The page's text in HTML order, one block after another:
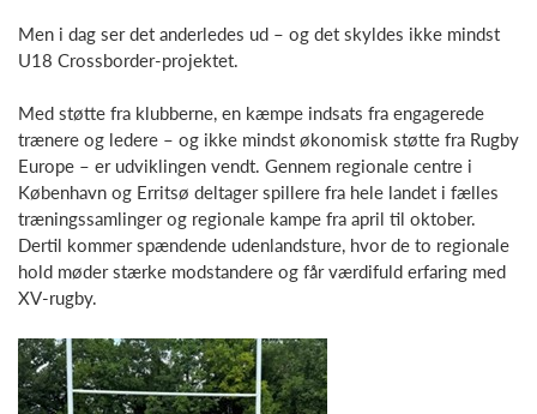
Men i dag ser det anderledes ud – og det skyldes ikke mindst
U18 Crossborder-projektet.
Med støtte fra klubberne, en kæmpe indsats fra engagerede
trænere og ledere – og ikke mindst økonomisk støtte fra Rugby
Europe – er udviklingen vendt. Gennem regionale centre i
København og Erritsø deltager spillere fra hele landet i fælles
træningssamlinger og regionale kampe fra april til oktober.
Dertil kommer spændende udenlandsture, hvor de to regionale
hold møder stærke modstandere og får værdifuld erfaring med
XV-rugby.